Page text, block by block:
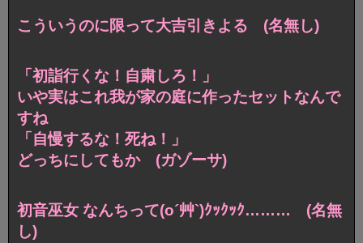
こういうのに限って大吉引きよる (名無し)
「初詣行くな！自粛しろ！」
いや実はこれ我が家の庭に作ったセットなんで
すね
「自慢するな！死ね！」
どっちにしてもか (ガゾーサ)
初音巫女 なんちって(o´艸`)ｸｯｸｯｸ……… (名無
し)